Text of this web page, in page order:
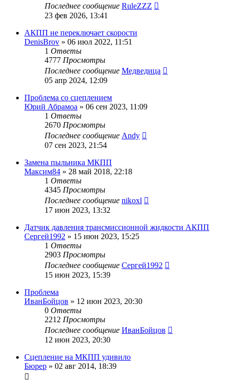
Последнее сообщение RuleZZZ
23 фев 2026, 13:41
АКПП не переключает скорости
DenisBrov » 06 июл 2022, 11:51
1 Ответы
4777 Просмотры
Последнее сообщение Медведица
05 апр 2024, 12:09
Проблема со сцеплением
Юрий Абрамоа » 06 сен 2023, 11:09
1 Ответы
2670 Просмотры
Последнее сообщение Andy
07 сен 2023, 21:54
Замена пыльника МКПП
Максим84 » 28 май 2018, 22:18
1 Ответы
4345 Просмотры
Последнее сообщение nikoxl
17 июн 2023, 13:32
Датчик давления трансмиссионной жидкости АКПП
Сергей1992 » 15 июн 2023, 15:25
1 Ответы
2903 Просмотры
Последнее сообщение Сергей1992
15 июн 2023, 15:39
Проблема
ИванБойцов » 12 июн 2023, 20:30
0 Ответы
2212 Просмотры
Последнее сообщение ИванБойцов
12 июн 2023, 20:30
Сцепление на МКПП удивило
Бюрер » 02 авг 2014, 18:39